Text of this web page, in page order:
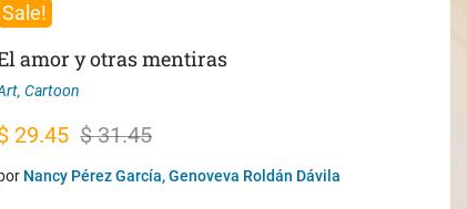
Sale!
amor y otras mentiras
, Cartoon
$31.45
29.45
Nancy Pérez García, Genoveva Roldán Dávila